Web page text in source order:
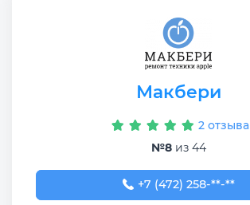
Макбери
2 отзыва
№8из 44
+7 (472) 258-59-58
+7 (472) 258-**-**